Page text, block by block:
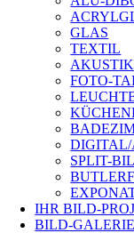
GLAS
TEXTIL
AKUSTIK
FOTO-
SPLIT-
IHR BILD-
BILD-